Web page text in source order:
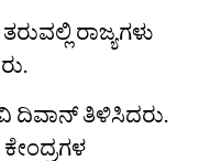
ರಾಜ್ಯಗಳು
ದಿವಾನ್‌ ತಿಳಿಸಿದರು.